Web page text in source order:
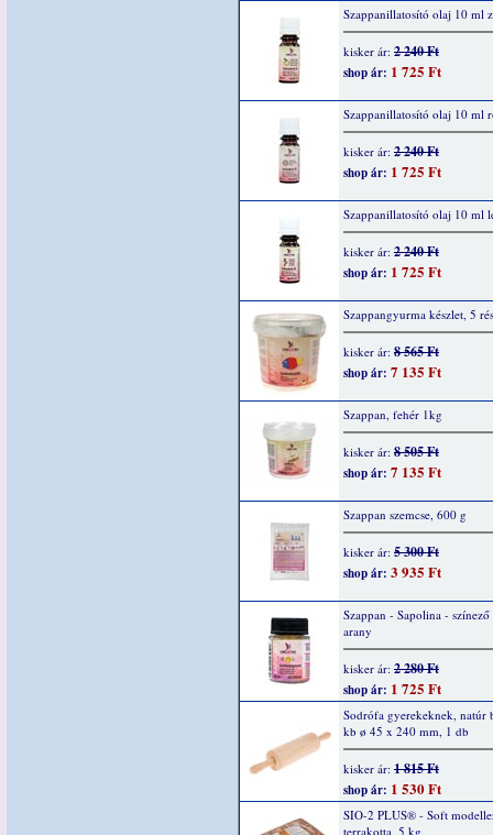
Szappanillatosító olaj 10 ml
kisker ár: 2 240 Ft
shop ár: 1 725 Ft
Szappanillatosító olaj 10 ml
kisker ár: 2 240 Ft
shop ár: 1 725 Ft
Szappanillatosító olaj 10 ml
kisker ár: 2 240 Ft
shop ár: 1 725 Ft
Szappangyurma készlet, 5
kisker ár: 8 565 Ft
shop ár: 7 135 Ft
Szappan, fehér 1kg
kisker ár: 8 505 Ft
shop ár: 7 135 Ft
Szappan szemcse, 600 g
kisker ár: 5 300 Ft
shop ár: 3 935 Ft
Szappan - Sapolina -
arany
kisker ár: 2 280 Ft
shop ár: 1 725 Ft
Sodrófa gyerekeknek, natúr
kb ø 45 x 240 mm, 1 db
kisker ár: 1 815 Ft
shop ár: 1 530 Ft
SIO-2 PLUS® - Soft
terrakotta, 5 kg